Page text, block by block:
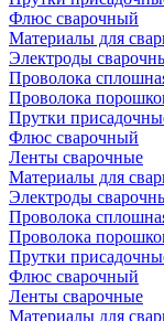
Флюс сварочный
Материалы для
Электроды
Проволока
Проволока
Прутки
Флюс сварочный
Ленты сварочные
Материалы для
Электроды
Проволока
Проволока
Прутки
Флюс сварочный
Ленты сварочные
Материалы для